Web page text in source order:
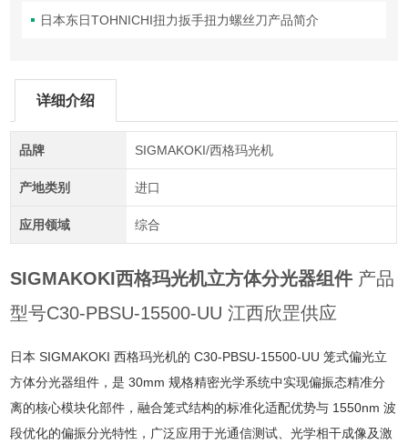
日本东日TOHNICHI扭力扳手扭力螺丝刀产品简介
详细介绍
品牌 SIGMAKOKI/西格玛光机
产地类别 进口
应用领域 综合
SIGMAKOKI西格玛光机立方体分光器组件 产品
型号C30-PBSU-15500-UU 江西欣罡供应
日本 SIGMAKOKI 西格玛光机的 C30-PBSU-15500-UU 笼式偏光立
方体分光器组件，是 30mm 规格精密光学系统中实现偏振态精准分
离的核心模块化部件，融合笼式结构的标准化适配优势与 1550nm 波
段优化的偏振分光特性，广泛应用于光通信测试、光学相干成像及激